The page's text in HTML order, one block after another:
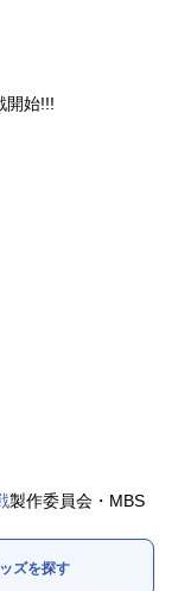
開始!!!
製作委員会・MBS
ズを探す